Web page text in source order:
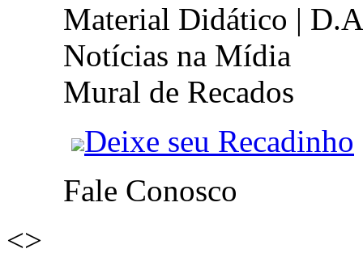
Material Didático |
Notícias na Mídia
Mural de Recados
Deixe seu Recadinho
Fale Conosco
<>